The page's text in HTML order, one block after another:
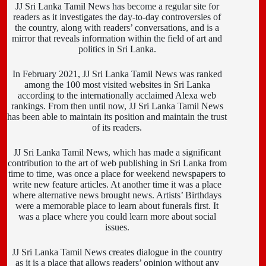
JJ Sri Lanka Tamil News has become a regular site for
readers as it investigates the day-to-day controversies of
the country, along with readers’ conversations, and is a
mirror that reveals information within the field of art and
politics in Sri Lanka.
In February 2021, JJ Sri Lanka Tamil News was ranked
among the 100 most visited websites in Sri Lanka
according to the internationally acclaimed Alexa web
rankings. From then until now, JJ Sri Lanka Tamil News
has been able to maintain its position and maintain the trust
of its readers.
JJ Sri Lanka Tamil News, which has made a significant
contribution to the art of web publishing in Sri Lanka from
time to time, was once a place for weekend newspapers to
write new feature articles. At another time it was a place
where alternative news brought news. Artists’ Birthdays
were a memorable place to learn about funerals first. It
was a place where you could learn more about social
issues.
JJ Sri Lanka Tamil News creates dialogue in the country
as it is a place that allows readers’ opinion without any